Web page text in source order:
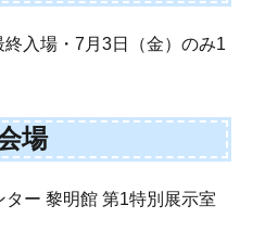
入場・7月3日（金）のみ1
場
ー 黎明館 第1特別展示室